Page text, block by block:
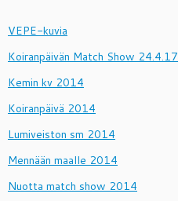
VEPE-kuvia
Koiranpäivän Match Show 24.4.17
Kemin kv 2014
Koiranpäivä 2014
Lumiveiston sm 2014
Mennään maalle 2014
Nuotta match show 2014